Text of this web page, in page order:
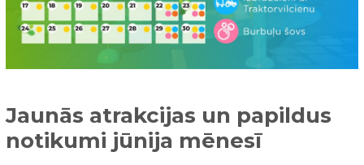
Jaunās atrakcijas un papildus
notikumi jūnija mēnesī